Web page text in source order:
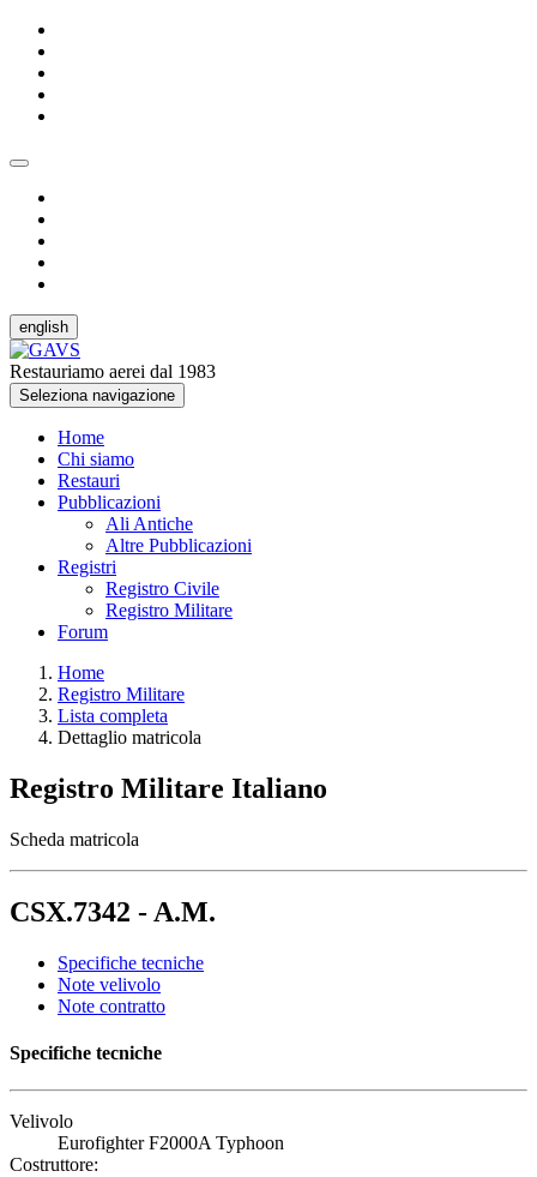
english
Restauriamo aerei dal 1983
Seleziona navigazione
Home
Chi siamo
Restauri
Pubblicazioni
Ali Antiche
Altre Pubblicazioni
Registri
Registro Civile
Registro Militare
Forum
Home
Registro Militare
Lista completa
Dettaglio matricola
Registro Militare Italiano
Scheda matricola
CSX.7342 - A.M.
Specifiche tecniche
Note velivolo
Note contratto
Specifiche tecniche
Velivolo
Eurofighter F2000A Typhoon
Costruttore: